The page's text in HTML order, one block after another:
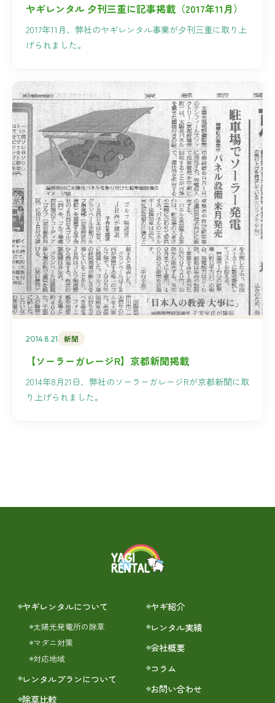
ヤギレンタル 夕刊三重に記事掲載（2017年11月）
2017年11月、弊社のヤギレンタル事業が夕刊三重に取り上
げられました。
2014.8.21 新聞
【ソーラーガレージR】京都新聞掲載
2014年8月21日、弊社のソーラーガレージRが京都新聞に取
り上げられました。
ヤギレンタルについて
太陽光発電所の除草
マダニ対策
対応地域
レンタルプランについて
除草比較
ヤギ紹介
レンタル実績
会社概要
コラム
お問い合わせ